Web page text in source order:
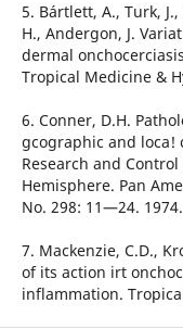
5. Bártlett, A., Turk,
H., Andergon, J.
dermal
Tropical Medicine &
6. Conner, D.H.
gcographic and loca!
Research and
Hemisphere. Pan
No. 298: 11—24. 1974.
7. Mackenzie, C.D.,
of its action irt
inflammation.